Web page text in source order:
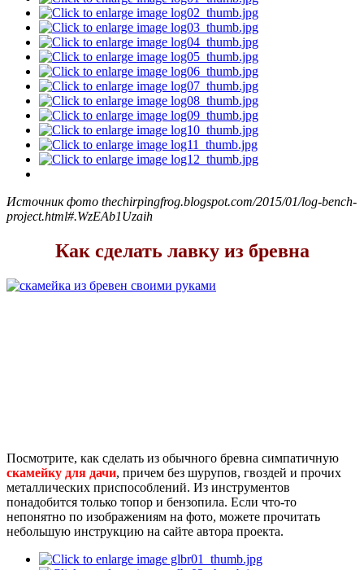
Источник фото thechirpingfrog.blogspot.com/2015/01/log-bench-
project.html#.WzEAb1Uzaih
Как сделать лавку из бревна
Посмотрите, как сделать из обычного бревна симпатичную
скамейку для дачи, причем без шурупов, гвоздей и прочих
металлических приспособлений. Из инструментов
понадобится только топор и бензопила. Если что-то
непонятно по изображениям на фото, можете прочитать
небольшую инструкцию на сайте автора проекта.